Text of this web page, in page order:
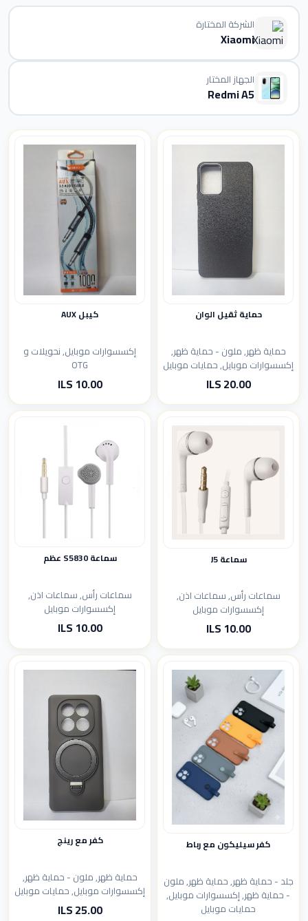
الشركة المختارة
Xiaomi
الجهاز المختار
Redmi A5
حماية ثقيل الوان
حماية ظهر, ملون - حماية ظهر,
إكسسوارات موبايل, حمايات موبايل
20.00 ILS
كيبل AUX
إكسسوارات موبايل, نحويلات و
OTG
10.00 ILS
سماعة J5
سماعات رأس, سماعات اذن,
إكسسوارات موبايل
10.00 ILS
سماعة S5830 عظم
سماعات رأس, سماعات اذن,
إكسسوارات موبايل
10.00 ILS
كفر سيليكون مع رباط
جلد - حماية ظهر, حماية ظهر, ملون
- حماية ظهر, إكسسوارات موبايل,
حمايات موبايل
كفر مع رينج
حماية ظهر, ملون - حماية ظهر,
إكسسوارات موبايل, حمايات موبايل
25.00 ILS